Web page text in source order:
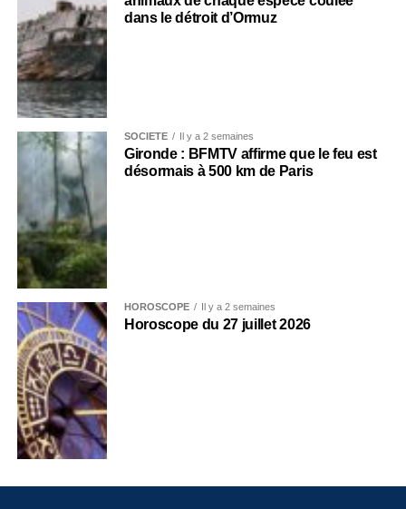
dans le détroit d’Ormuz
SOCIÉTÉ Il y a 2 semaines
Gironde : BFMTV affirme que le feu est
désormais à 500 km de Paris
HOROSCOPE Il y a 2 semaines
Horoscope du 27 juillet 2026